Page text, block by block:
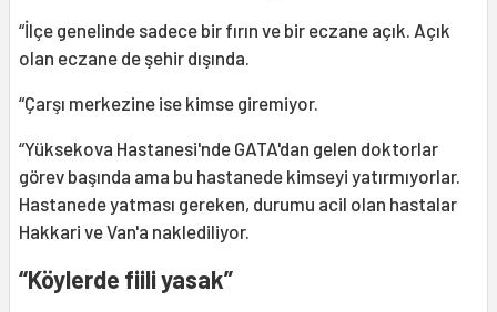
“İlçe genelinde sadece bir fırın ve bir eczane açık. Açık
olan eczane de şehir dışında.
“Çarşı merkezine ise kimse giremiyor.
“Yüksekova Hastanesi'nde GATA'dan gelen doktorlar
görev başında ama bu hastanede kimseyi yatırmıyorlar.
Hastanede yatması gereken, durumu acil olan hastalar
Hakkari ve Van'a naklediliyor.
“Köylerde fiili yasak”